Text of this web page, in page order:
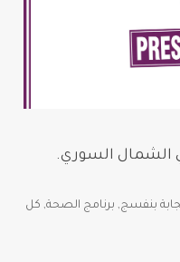
الشمال السوري.
بنفسج, برنامج الصحة, كل